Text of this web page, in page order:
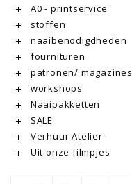
A0 - printservice
stoffen
naaibenodigdheden
fournituren
patronen/ magazines
workshops
Naaipakketten
SALE
Verhuur Atelier
Uit onze filmpjes